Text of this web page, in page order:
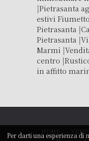
|Pietrasanta
estivi Fiumetto
Pietrasanta |
Pietrasanta |
Marmi |
centro |
in affitto
HOME
Per darti una esperienza di